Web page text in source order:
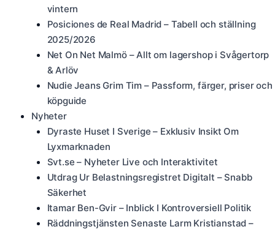
vintern
Posiciones de Real Madrid – Tabell och ställning
2025/2026
Net On Net Malmö – Allt om lagershop i Svågertorp
& Arlöv
Nudie Jeans Grim Tim – Passform, färger, priser och
köpguide
Nyheter
Dyraste Huset I Sverige – Exklusiv Insikt Om
Lyxmarknaden
Svt.se – Nyheter Live och Interaktivitet
Utdrag Ur Belastningsregistret Digitalt – Snabb
Säkerhet
Itamar Ben-Gvir – Inblick I Kontroversiell Politik
Räddningstjänsten Senaste Larm Kristianstad –